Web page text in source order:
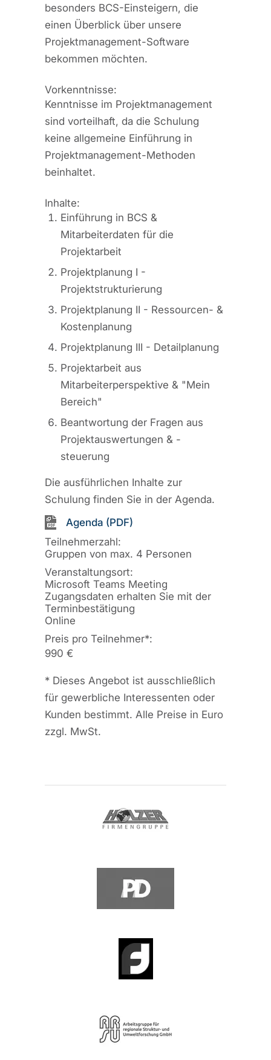
besonders BCS-Einsteigern, die
einen Überblick über unsere
Projektmanagement-Software
bekommen möchten.
Vorkenntnisse:
Kenntnisse im Projektmanagement
sind vorteilhaft, da die Schulung
keine allgemeine Einführung in
Projektmanagement-Methoden
beinhaltet.
Inhalte:
Einführung in BCS &
Mitarbeiterdaten für die
Projektarbeit
Projektplanung I -
Projektstrukturierung
Projektplanung II - Ressourcen- &
Kostenplanung
Projektplanung III - Detailplanung
Projektarbeit aus
Mitarbeiterperspektive & "Mein
Bereich"
Beantwortung der Fragen aus
Projektauswertungen & -
steuerung
Die ausführlichen Inhalte zur
Schulung finden Sie in der Agenda.
Agenda (PDF)
Teilnehmerzahl:
Gruppen von max. 4 Personen
Veranstaltungsort:
Microsoft Teams Meeting
Zugangsdaten erhalten Sie mit der
Terminbestätigung
Online
Preis pro Teilnehmer*:
990 €
* Dieses Angebot ist ausschließlich
für gewerbliche Interessenten oder
Kunden bestimmt. Alle Preise in Euro
zzgl. MwSt.